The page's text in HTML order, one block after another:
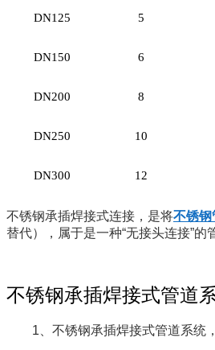
DN125 5
DN150 6
DN200 8
DN250 10
DN300 12
不锈钢承插焊接式连接，是将不锈钢
替代），属于是一种“无接头连接”的
不锈钢承插焊接式管道
1 、不锈钢承插焊接式管道系